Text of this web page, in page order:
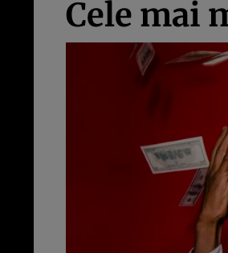
Cele mai